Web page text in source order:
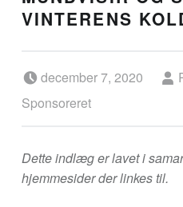
VINTERENS
december 7, 2020
Sponsoreret
Dette indlæg er lavet i
hjemmesider der linkes til.